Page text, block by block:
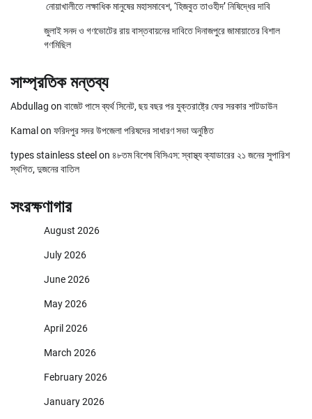
নোয়াখালীতে লক্ষাধিক মানুষের মহাসমাবেশ, ‘হিজবুত তাওহীদ’ নিষিদ্ধের দাবি
জুলাই সনদ ও গণভোটের রায় বাস্তবায়নের দাবিতে দিনাজপুরে জামায়াতের বিশাল
গণমিছিল
সাম্প্রতিক মন্তব্য
Abdullag on বাজেট পাসে ব্যর্থ সিনেট, ছয় বছর পর যুক্তরাষ্ট্রে ফের সরকার শাটডাউন
Kamal on ফরিদপুর সদর উপজেলা পরিষদের সাধারণ সভা অনুষ্ঠিত
types stainless steel on ৪৮তম বিশেষ বিসিএস: স্বাস্থ্য ক্যাডারের ২১ জনের সুপারিশ
স্থগিত, দুজনের বাতিল
সংরক্ষণাগার
August 2026
July 2026
June 2026
May 2026
April 2026
March 2026
February 2026
January 2026